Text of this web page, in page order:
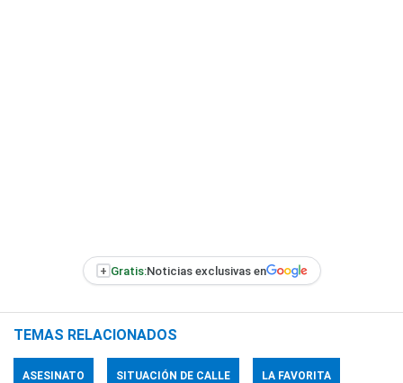
+ Gratis:Noticias exclusivas en
TEMAS RELACIONADOS
ASESINATO SITUACIÓN DE CALLE LA FAVORITA